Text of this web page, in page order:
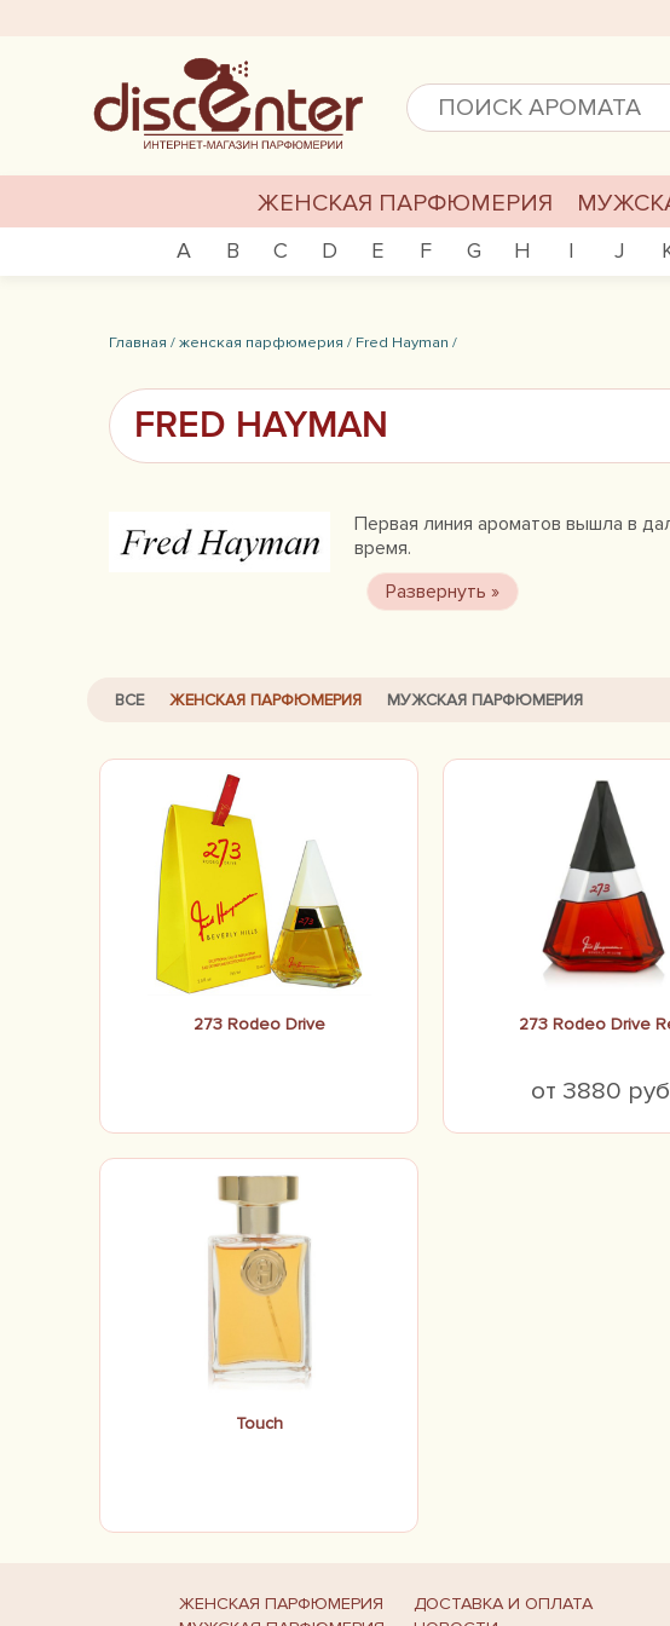
ЖЕНСКАЯ ПАРФЮМЕРИЯ
A B C D E F G H I J
Главная /женская парфюмерия / Fred Hayman /
FRED HAYMAN
Первая линия ароматов вышла в
время.
ВСЕ ЖЕНСКАЯ ПАРФЮМЕРИЯ МУЖСКАЯ ПАРФЮМЕРИЯ
273 Rodeo Drive 273 Rodeo Drive
от 3880
Touch
ЖЕНСКАЯ ПАРФЮМЕРИЯ
ДОСТАВКА И ОПЛАТА